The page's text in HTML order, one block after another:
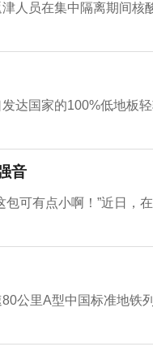
人员在集中隔离期间核
达国家的100%低地板
音
可有点小啊！”近日，
公里A型中国标准地铁